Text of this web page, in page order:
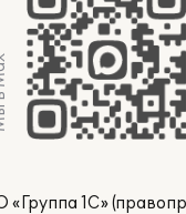
«Группа 1С»